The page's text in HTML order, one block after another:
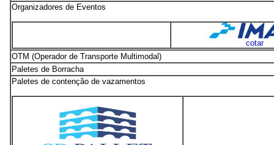
Organizadores de Eventos
cotar
OTM (Operador de Transporte Multimodal)
Paletes de Borracha
Paletes de contenção de vazamentos